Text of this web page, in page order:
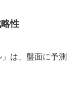
性
は、盤面に予測